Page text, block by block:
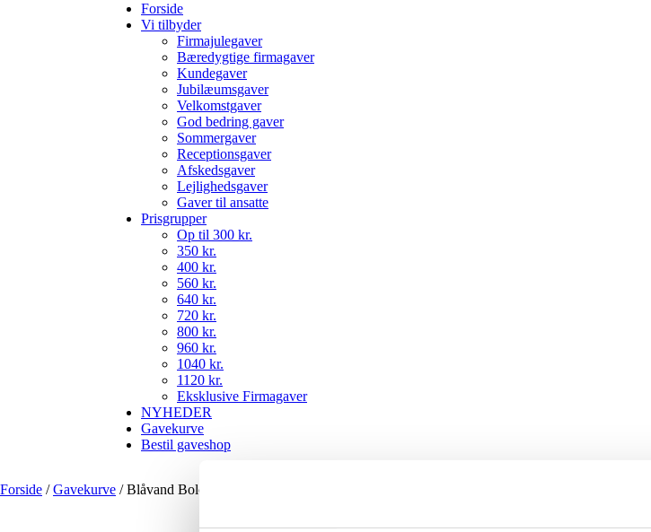
Forside
Vi tilbyder
Firmajulegaver
Bæredygtige firmagaver
Kundegaver
Jubilæumsgaver
Velkomstgaver
God bedring gaver
Sommergaver
Receptionsgaver
Afskedsgaver
Lejlighedsgaver
Gaver til ansatte
Prisgrupper
Op til 300 kr.
350 kr.
400 kr.
560 kr.
640 kr.
720 kr.
800 kr.
960 kr.
1040 kr.
1120 kr.
Eksklusive Firmagaver
NYHEDER
Gavekurve
Bestil gaveshop
Forside /Gavekurve /Blåvand Bolcher Large